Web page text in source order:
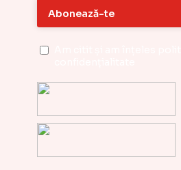
Abonează-te